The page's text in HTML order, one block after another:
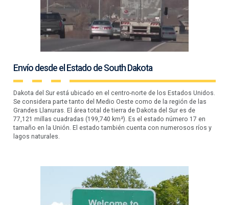
Envío desde el Estado de South Dakota
Dakota del Sur está ubicado en el centro-norte de los Estados Unidos.
Se considera parte tanto del Medio Oeste como de la región de las
Grandes Llanuras. El área total de tierra de Dakota del Sur es de
77,121 millas cuadradas (199,740 km²). Es el estado número 17 en
tamaño en la Unión. El estado también cuenta con numerosos ríos y
lagos naturales.